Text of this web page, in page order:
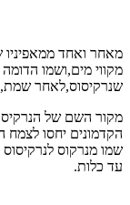
מאחר ואחד ממאפיניו
מקווי מים,ושמו
שנרקיסוס,לאחר
מקור השם של הנרקיס
הקדמונים יחסו
שמו מנרקוס
עד כלות.